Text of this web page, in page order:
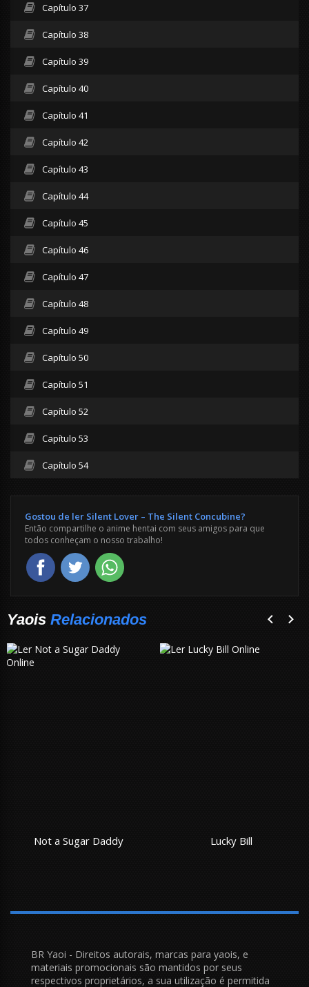
Capítulo 37
Capítulo 38
Capítulo 39
Capítulo 40
Capítulo 41
Capítulo 42
Capítulo 43
Capítulo 44
Capítulo 45
Capítulo 46
Capítulo 47
Capítulo 48
Capítulo 49
Capítulo 50
Capítulo 51
Capítulo 52
Capítulo 53
Capítulo 54
Gostou de ler Silent Lover – The Silent Concubine?
Então compartilhe o anime hentai com seus amigos para que
todos conheçam o nosso trabalho!
Yaois Relacionados
Lucky Bill Feel my
BR Yaoi - Direitos autorais, marcas para yaois, e
materiais promocionais são mantidos por seus
respectivos proprietários, a sua utilização é permitida